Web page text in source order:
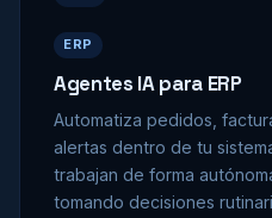
ERP
Agentes IA para ERP
Automatiza pedidos,
alertas dentro de tu
trabajan de forma
tomando decisiones